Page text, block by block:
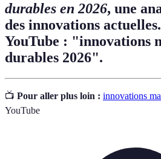
durables en 2026, une
des innovations
YouTube : "innovations
durables 2026".
📺 Pour aller plus loin : innovations
YouTube